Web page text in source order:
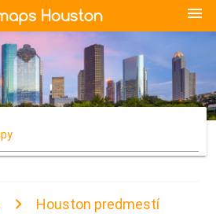
menu
Houston predmestí